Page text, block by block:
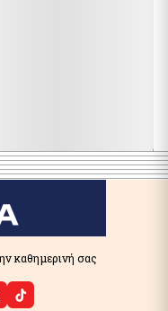
καθημερινή σας